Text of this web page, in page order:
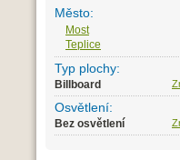
Město:
Most
Teplice
Typ plochy:
Billboard
Osvětlení:
Bez osvětlení